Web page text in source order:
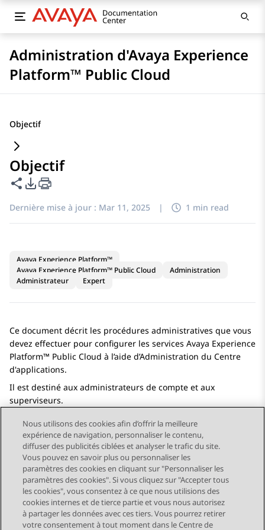
Administration d'Avaya Experience
Platform™ Public Cloud
Objectif
Objectif
Partager cette page
Options d'exportation PDF
Dernière mise à jour : Mar 11, 2025 | 1 min read
Avaya Experience Platform™
Avaya Experience Platform™ Public Cloud
Administration
Administrateur
Expert
Ce document décrit les procédures administratives que vous
devez effectuer pour configurer les services Avaya Experience
Platform™ Public Cloud à l’aide d’Administration du Centre
d'applications.
Il est destiné aux administrateurs de compte et aux
superviseurs.
Send Feedback
Navigation par sujet
Sujet précédent Sujet suivant
Nous utilisons des cookies afin d’offrir la meilleure
expérience de navigation, personnaliser le contenu,
diffuser des publicités ciblées et analyser le trafic du site.
Vous pouvez en savoir plus ou personnaliser les
paramètres des cookies en cliquant sur "Personnaliser les
paramètres des cookies". Si vous cliquez sur "Accepter tous
les cookies", vous consentez à ce que nous utilisions des
cookies internes et de tierce partie et vous nous autorisez
à partager les données avec ces tiers. Vous pourrez retirer
votre consentement à tout moment dans le Centre de